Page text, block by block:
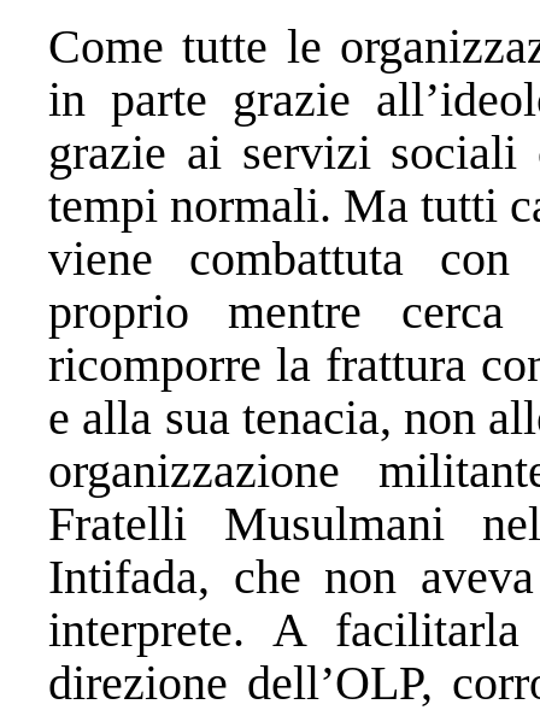
Come tutte le
in parte grazie
grazie ai servizi
tempi normali. Ma tutti
viene combattuta
proprio mentre
ricomporre la frattura
e alla sua tenacia, non
organizzazione
Fratelli Musulmani
Intifada, che non
interprete. A
direzione dell’OLP,